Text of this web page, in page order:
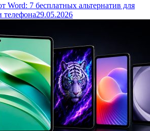
Word: 7 бесплатных альтернатив для
телефона29.05.2026